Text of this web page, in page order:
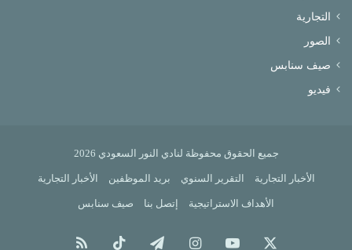
التجارية
الصور
صيف سنابس
فيديو
جميع الحقوق محفوظة لنادي النور السعودي 2026
الأخبار التجارية التقرير السنوي بريد الموظفين الأخبار التجارية
الأهداف الاستراتيجية إتصل بنا صيف سنابس
يوتيوب انستقرامتيلقرام ‫TikTok